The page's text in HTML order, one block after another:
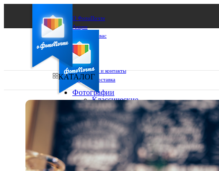
О ФотоПочте
Акции
Сделаем за вас
Бизнесу
FAQ
Франшиза
Поддержка и контакты
Оплата и доставка
Ваш город:
Ваш регион доставки
Выберите из списка:
КАТАЛОГ
Фотографии
Классические
фото
10х10
10х15
13х18
15х15
15х20
20х20
20х30